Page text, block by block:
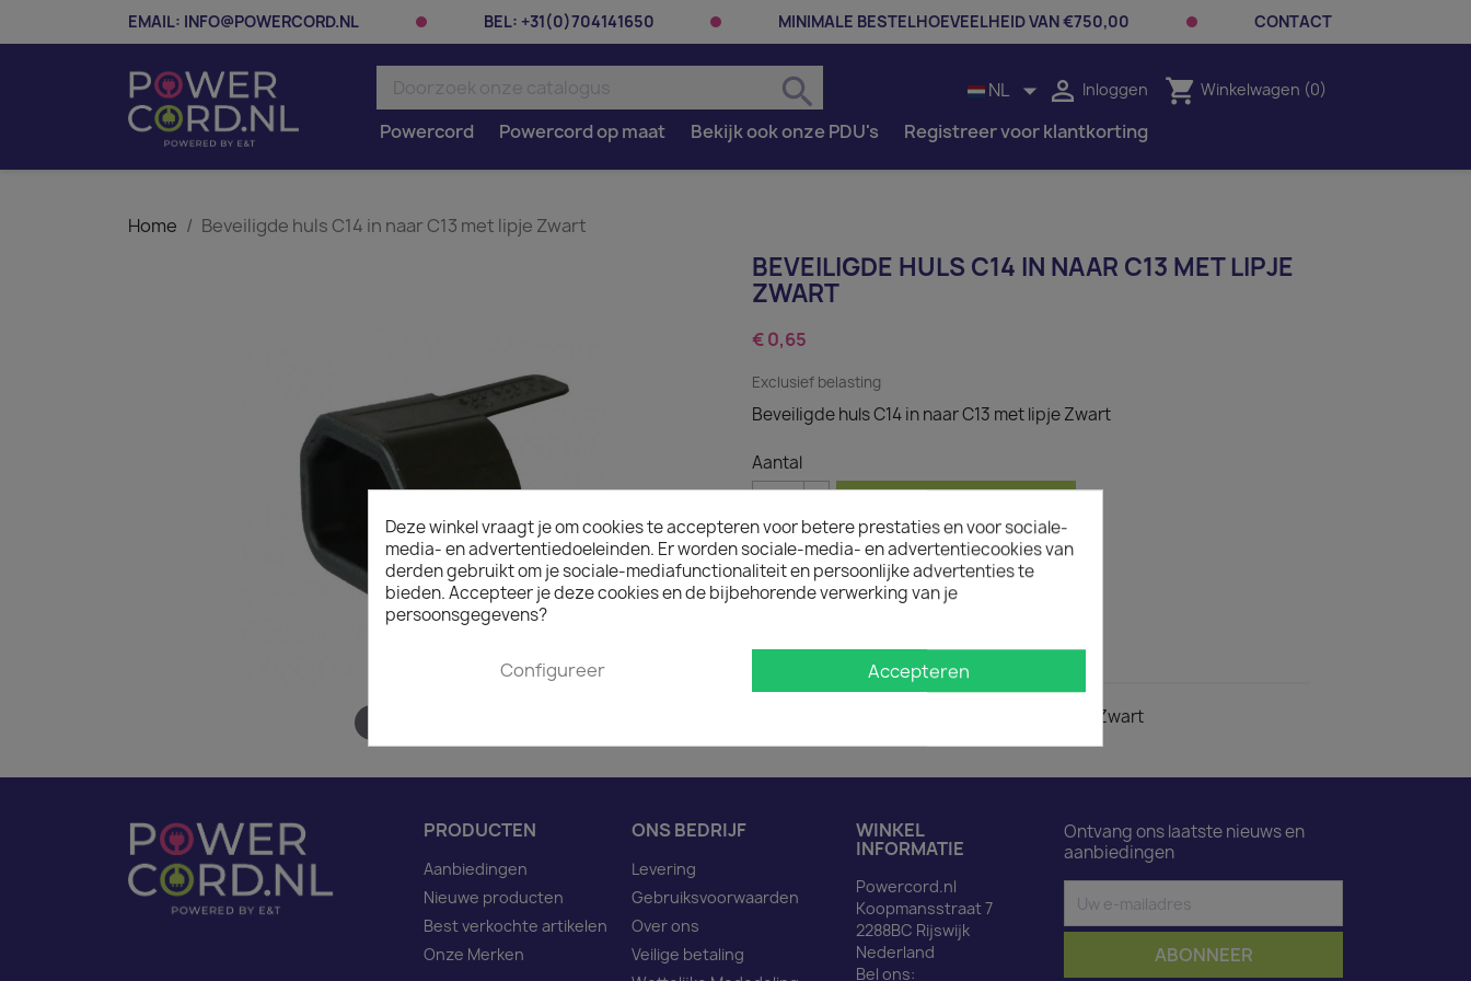
EMAIL: INFO@POWERCORD.NL BEL: +31(0)704141650 MINIMALE BESTELHOEVEELHEID VAN €750,00 CONTACT
search NL   Inloggen shopping_cart Winkelwagen (0)
Powercord Powercord op maat Bekijk ook onze PDU's Registreer voor klantkorting
Home Beveiligde huls C14 in naar C13 met lipje Zwart
BEVEILIGDE HULS C14 IN NAAR C13 MET LIPJE
ZWART
€ 0,65
Exclusief belasting
Beveiligde huls C14 in naar C13 met lipje Zwart
Aantal
Op voorraad : 1 week levertijd
Minimale afname van het product is 50.
Omschrijving
Beveiligde huls C14 in naar C13 met lipje Zwart
PRODUCTEN
Aanbiedingen
Nieuwe producten
Best verkochte artikelen
Onze Merken
ONS BEDRIJF
Levering
Gebruiksvoorwaarden
Over ons
Veilige betaling
WINKEL
INFORMATIE
Powercord.nl
Koopmansstraat 7
2288BC Rijswijk
Nederland
Bel ons:
Ontvang ons laatste nieuws en
aanbiedingen
Deze winkel vraagt je om cookies te accepteren voor betere prestaties en voor sociale-
media- en advertentiedoeleinden. Er worden sociale-media- en advertentiecookies van
derden gebruikt om je sociale-mediafunctionaliteit en persoonlijke advertenties te
bieden. Accepteer je deze cookies en de bijbehorende verwerking van je
persoonsgegevens?
Configureer Accepteren